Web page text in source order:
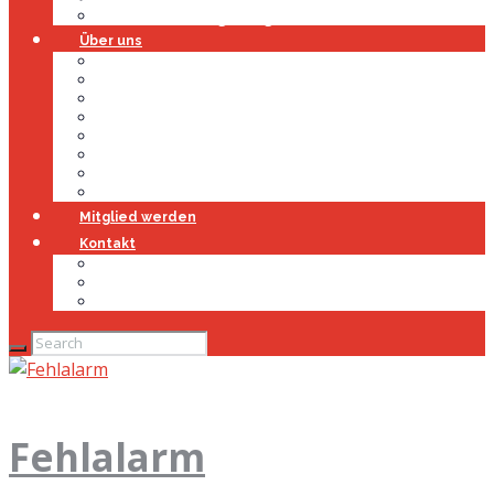
Über uns
Mitglied werden
Kontakt
Fehlalarm